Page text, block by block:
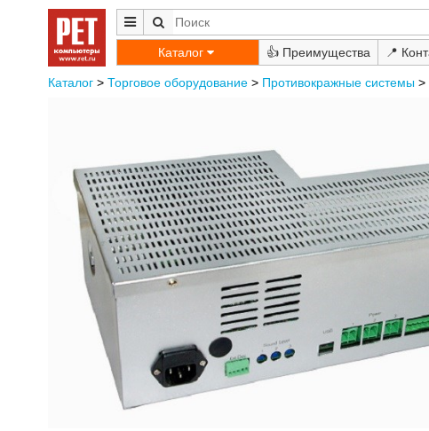
Каталог 👍 📍
Каталог> Торговое оборудование> Противокражные системы>